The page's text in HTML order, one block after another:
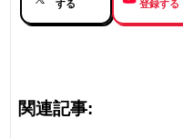
する
登録する
関連記事: